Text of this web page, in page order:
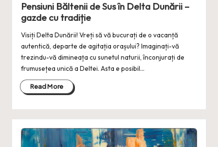
Pensiuni Băltenii de Sus în Delta Dunării –
gazde cu tradiție
Visiți Delta Dunării! Vreți să vă bucurați de o vacanță
autentică, departe de agitația orașului? Imaginați-vă
trezindu-vă dimineața cu sunetul naturii, înconjurați de
frumusețea unică a Deltei. Asta e posibil…
Read More